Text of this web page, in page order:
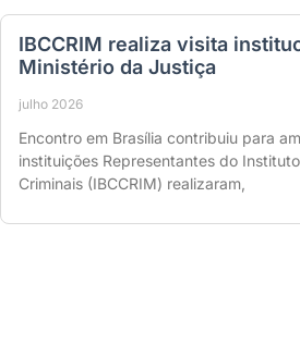
IBCCRIM realiza visita
Ministério da Justiça
julho 2026
Encontro em Brasília contribuiu para
instituições Representantes do
Criminais (IBCCRIM) realizaram,